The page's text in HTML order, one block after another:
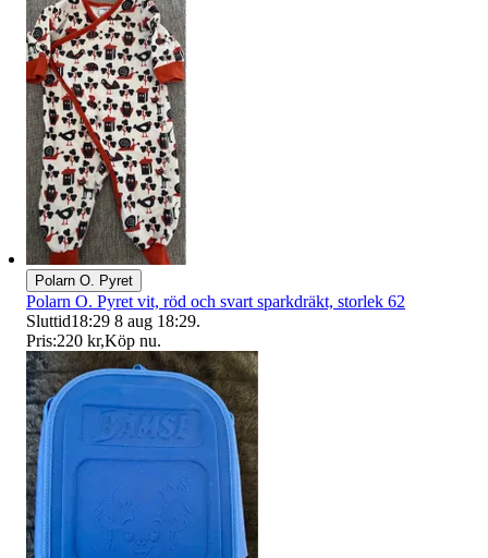
Polarn O. Pyret
Polarn O. Pyret vit, röd och svart sparkdräkt, storlek 62
Sluttid18:29 8 aug 18:29.
Pris:220 kr,Köp nu.